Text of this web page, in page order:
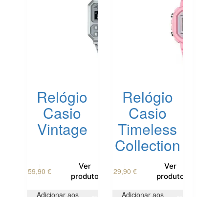
Relógio
Casio
Vintage
59,90€
Ver
produto
Adicionar aos
Relógio
Casio
Timeless
Collection
29,90 €
Ver
produto
Adicionar aos